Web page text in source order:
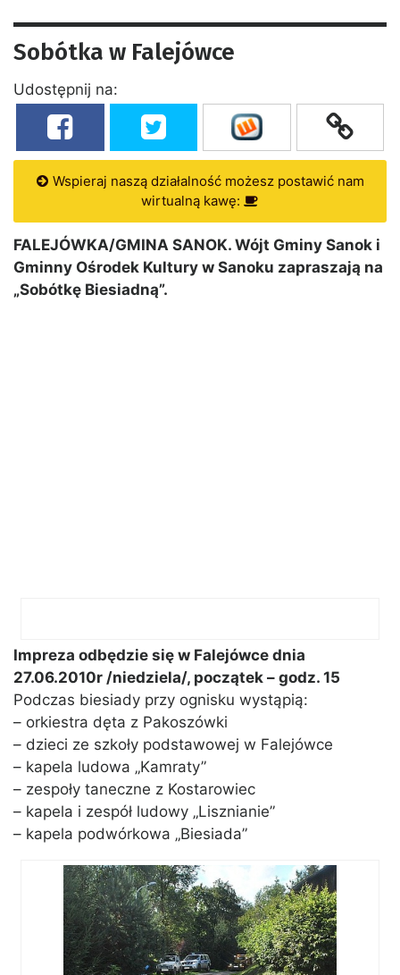
Sobótka w Falejówce
Udostępnij na:
Wspieraj naszą działalność możesz postawić nam
wirtualną kawę:
FALEJÓWKA/GMINA SANOK. Wójt Gminy Sanok i
Gminny Ośrodek Kultury w Sanoku zapraszają na
„Sobótkę Biesiadną”.
Impreza odbędzie się w Falejówce dnia
27.06.2010r /niedziela/, początek – godz. 15
Podczas biesiady przy ognisku wystąpią:
– orkiestra dęta z Pakoszówki
– dzieci ze szkoły podstawowej w Falejówce
– kapela ludowa „Kamraty”
– zespoły taneczne z Kostarowiec
– kapela i zespół ludowy „Lisznianie”
– kapela podwórkowa „Biesiada”